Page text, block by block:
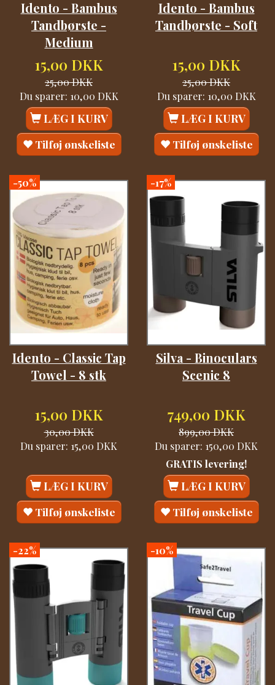
Idento - Bambus
Tandbørste -
Medium
15,00 DKK
25,00 DKK
Du sparer: 10,00 DKK
LÆG I KURV
Tilføj ønskeliste
Idento - Bambus
Tandbørste - Soft
15,00 DKK
25,00 DKK
Du sparer: 10,00 DKK
LÆG I KURV
Tilføj ønskeliste
-50%
Idento - Classic Tap
Towel - 8 stk
15,00 DKK
30,00 DKK
Du sparer: 15,00 DKK
LÆG I KURV
Tilføj ønskeliste
-17%
Silva - Binoculars
Scenic 8
749,00 DKK
899,00 DKK
Du sparer: 150,00 DKK
GRATIS levering!
LÆG I KURV
Tilføj ønskeliste
-22% -10%